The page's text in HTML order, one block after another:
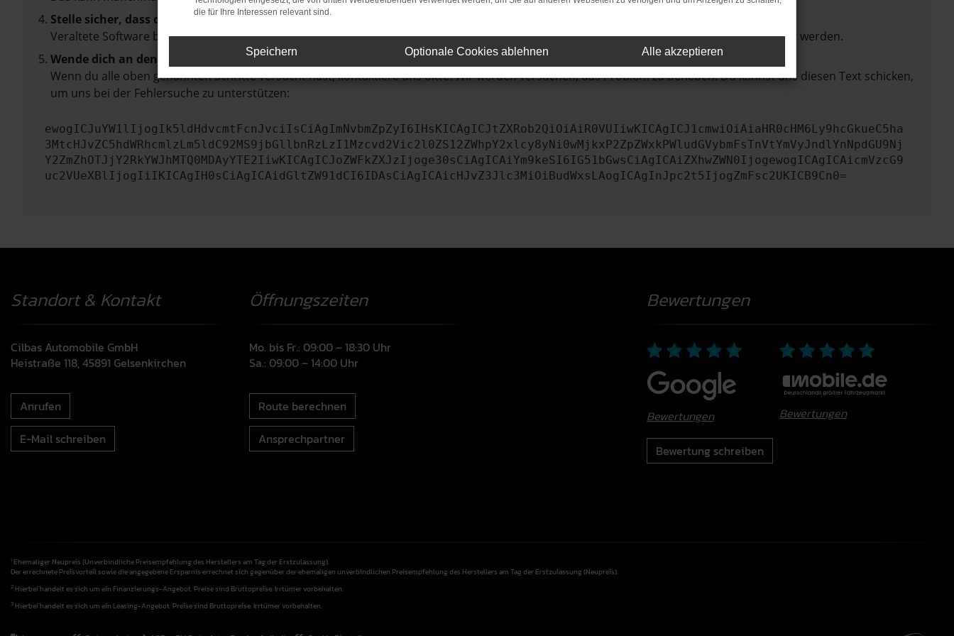
Stelle sicher, dass dein Browser und dein Betriebssystem auf dem neuesten Stand sind.
Veraltete Software birgt nicht nur ein Sicherheitsrisiko, sondern kann auch dazu führen, dass bestimmte Funktionen nicht mehr unterstützt werden.
Wende dich an den Webseitenbetreiber.
Wenn du alle oben genannten Schritte versucht hast, kontaktiere uns bitte. Wir werden versuchen, das Problem zu beheben. Du kannst uns diesen Text schicken,
um uns bei der Fehlersuche zu unterstützen:
ewogICJuYW1lIjogIk5ldHdvcmtFcnJvciIsCiAgImNvbmZpZyI6IHsKICAgICJtZXRob2QiOiAiR0VUIiwKICAgICJ1cmwiOiAiaHR0cHM6Ly9hcGkueC5ha
3MtcHJvZC5hdWRhcmlzLm5ldC92MS9jbGllbnRzLzI1Mzcvd2Vic2l0ZS12ZWhpY2xlcy8yNi0wMjkxP2ZpZWxkPWludGVybmFsTnVtYmVyJndlYnNpdGU9Nj
Y2ZmZhOTJjY2RkYWJhMTQ0MDAyYTE2IiwKICAgICJoZWFkZXJzIjoge30sCiAgICAiYm9keSI6IG51bGwsCiAgICAiZXhwZWN0IjogewogICAgICAicmVzcG9
uc2VUeXBlIjogIiIKICAgIH0sCiAgICAidGltZW91dCI6IDAsCiAgICAicHJvZ3Jlc3MiOiBudWxsLAogICAgInJpc2t5IjogZmFsc2UKICB9Cn0=
Standort & Kontakt
Cilbas Automobile GmbH
Heistraße 118, 45891 Gelsenkirchen
Anrufen
E-Mail schreiben
Öffnungszeiten
Mo. bis Fr.: 09:00 – 18:30 Uhr
Sa.: 09:00 – 14:00 Uhr
Route berechnen
Ansprechpartner
Bewertungen
Bewertungen Bewertungen
Bewertung schreiben
1 Ehemaliger Neupreis (Unverbindliche Preisempfehlung des Herstellers am Tag der Erstzulassung).
Der errechnete Preisvorteil sowie die angegebene Ersparnis errechnet sich gegenüber der ehemaligen unverbindlichen Preisempfehlung des Herstellers am Tag der Erstzulassung (Neupreis).
2Hierbei handelt es sich um ein Finanzierungs-Angebot. Preise sind Bruttopreise. Irrtümer vorbehalten.
3Hierbei handelt es sich um ein Leasing-Angebot. Preise sind Bruttopreise. Irrtümer vorbehalten.
die für Ihre Interessen relevant sind.
Speichern Optionale Cookies ablehnen Alle akzeptieren